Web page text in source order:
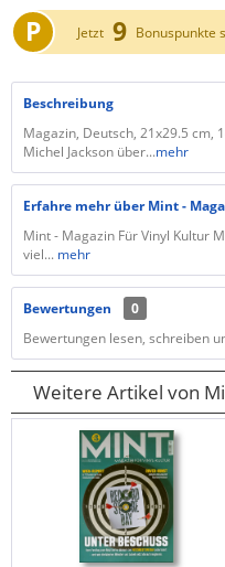
P Jetzt 9 Bonuspunkte
Beschreibung
Magazin, Deutsch, 21x29.5 cm,
Michel Jackson über...mehr
Erfahre mehr über Mint -
Mint - Magazin Für Vinyl Kultur
viel... mehr
Bewertungen
0
Bewertungen lesen, schreiben
Weitere Artikel von